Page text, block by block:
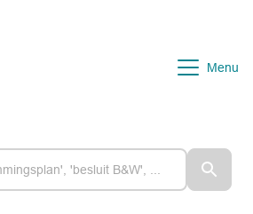
Menu